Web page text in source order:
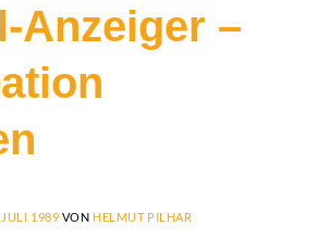
Anzeiger –
JULI 1989 VON HELMUT PILHAR